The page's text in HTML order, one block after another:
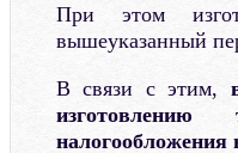
При этом
вышеуказанный
В связи с этим,
налогообложения